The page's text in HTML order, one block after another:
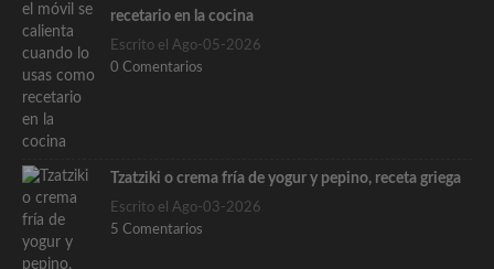
recetario en la cocina
Escrito el Ago-05-2026
0 Comentarios
Tzatziki o crema fría de yogur y pepino, receta griega
Escrito el Ago-03-2026
5 Comentarios